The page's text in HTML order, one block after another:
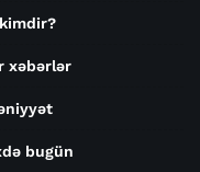
xəbərlər
bugün